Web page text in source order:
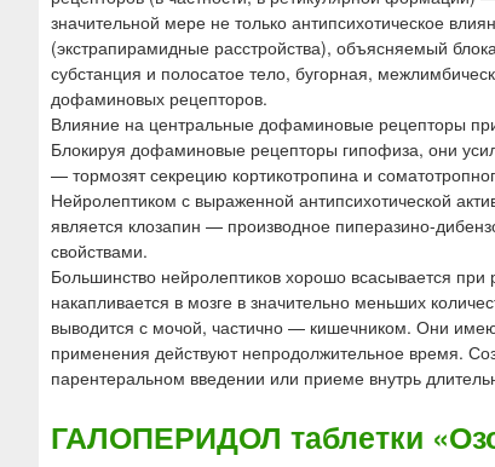
значительной мере не только антипсихотическое
(экстрапирамидные расстройства), объясняемый
субстанция и полосатое тело, бугорная,
дофаминовых рецепторов.
Влияние на центральные дофаминовые рецепторы
Блокируя дофаминовые рецепторы гипофиза, они
— тормозят секрецию кортикотропина и
Нейролептиком с выраженной антипсихотической
является клозапин — производное пиперазино-
свойствами.
Большинство нейролептиков хорошо всасывается
накапливается в мозге в значительно меньших
выводится с мочой, частично — кишечником. Они
применения действуют непродолжительное время.
парентеральном введении или приеме внутрь
ГАЛОПЕРИДОЛ таблетки